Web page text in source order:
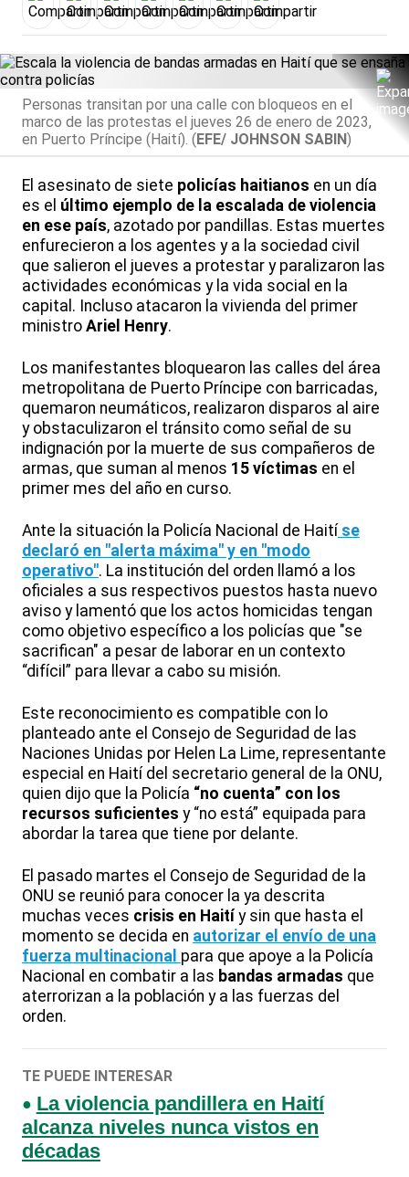
Personas transitan por una calle con bloqueos en el
marco de las protestas el jueves 26 de enero de 2023,
en Puerto Príncipe (Haití). ( EFE/ JOHNSON SABIN)
El asesinato de siete policías haitianos en un día
es el último ejemplo de la escalada de violencia
en ese país, azotado por pandillas. Estas muertes
enfurecieron a los agentes y a la sociedad civil
que salieron el jueves a protestar y paralizaron las
actividades económicas y la vida social en la
capital. Incluso atacaron la vivienda del primer
ministro Ariel Henry.
Los manifestantes bloquearon las calles del área
metropolitana de Puerto Príncipe con barricadas,
quemaron neumáticos, realizaron disparos al aire
y obstaculizaron el tránsito como señal de su
indignación por la muerte de sus compañeros de
armas, que suman al menos 15 víctimas en el
primer mes del año en curso.
Ante la situación la Policía Nacional de Haití se
declaró en "alerta máxima" y en "modo
operativo". La institución del orden llamó a los
oficiales a sus respectivos puestos hasta nuevo
aviso y lamentó que los actos homicidas tengan
como objetivo específico a los policías que "se
sacrifican" a pesar de laborar en un contexto
“difícil” para llevar a cabo su misión.
Este reconocimiento es compatible con lo
planteado ante el Consejo de Seguridad de las
Naciones Unidas por Helen La Lime, representante
especial en Haití del secretario general de la ONU,
quien dijo que la Policía “no cuenta” con los
recursos suficientes y “no está” equipada para
abordar la tarea que tiene por delante.
El pasado martes el Consejo de Seguridad de la
ONU se reunió para conocer la ya descrita
muchas veces crisis en Haití y sin que hasta el
momento se decida en autorizar el envío de una
fuerza multinacional para que apoye a la Policía
Nacional en combatir a las bandas armadas que
aterrorizan a la población y a las fuerzas del
orden.
TE PUEDE INTERESAR
La violencia pandillera en Haití
alcanza niveles nunca vistos en
décadas